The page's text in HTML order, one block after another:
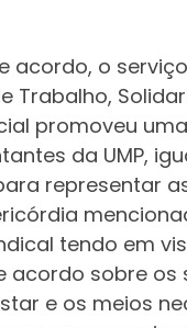
acordo, o
Trabalho,
promoveu
da UMP,
representar
tendo em
acordo sobre os
e os meios